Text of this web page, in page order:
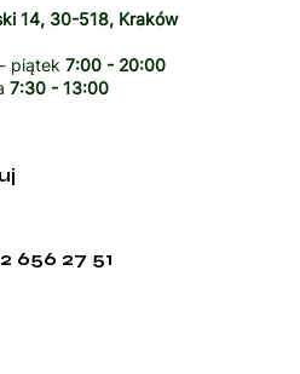
14, 30-518, Kraków
piątek 7:00 - 20:00
7:30 - 13:00
656 27 51